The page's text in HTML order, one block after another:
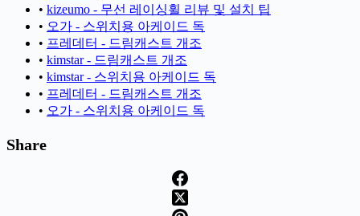
• kizeumo - 무선 레이싱휠 리뷰 및 설치 팁
• 오가 - 스위치용 아케이드 독
• 프레데터 - 드림캐스트 개조
• kimstar - 드림캐스트 개조
• kimstar - 스위치용 아케이드 독
• 프레데터 - 드림캐스트 개조
• 오가 - 스위치용 아케이드 독
Share